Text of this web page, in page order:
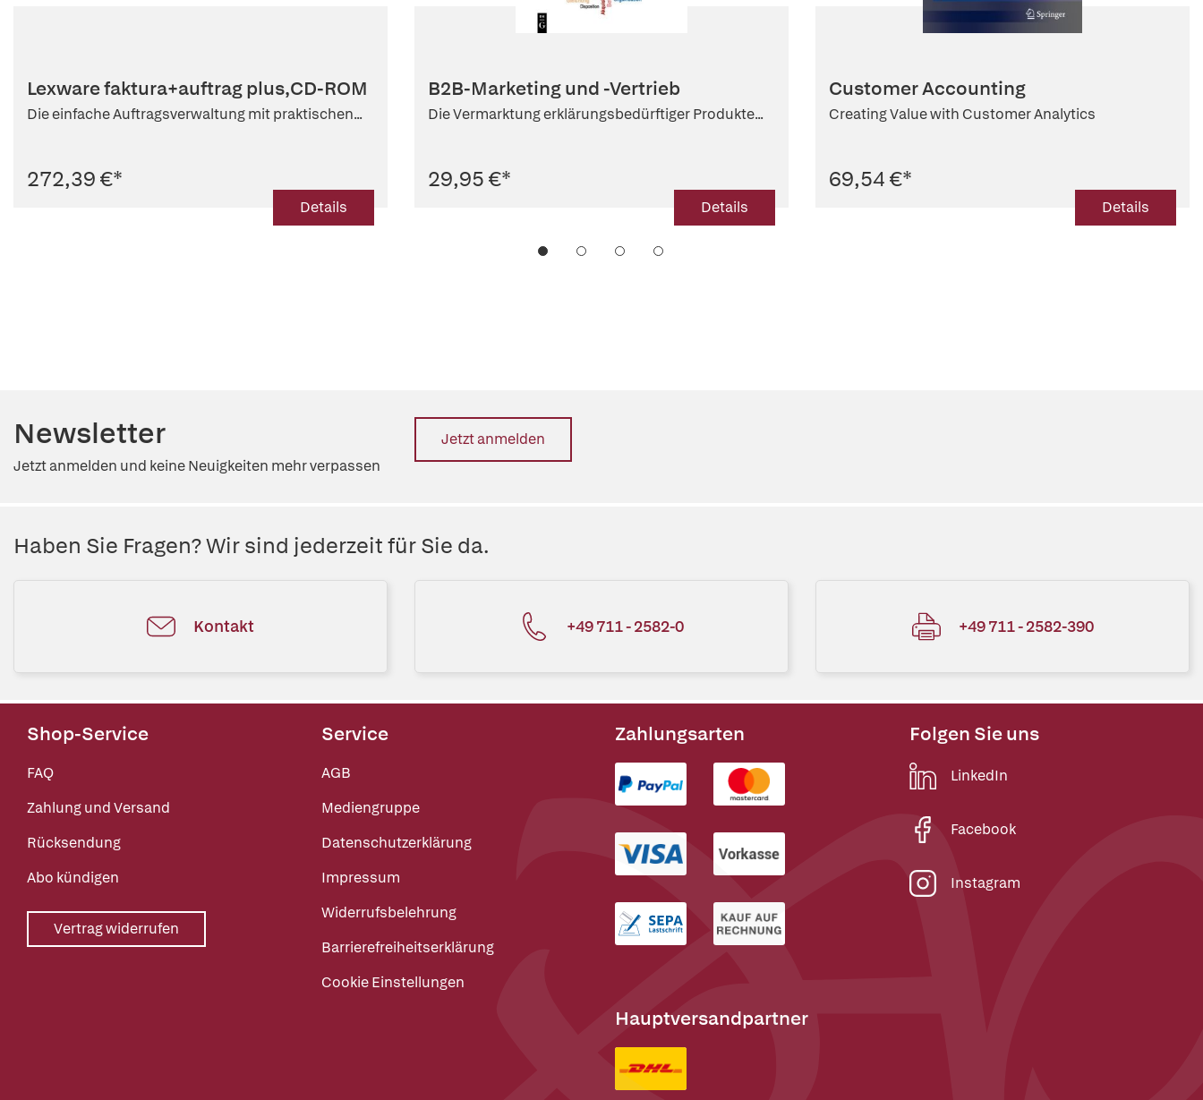
Lexware faktura+auftrag plus,CD-ROM
Die einfache Auftragsverwaltung mit praktischen...
272,39 €*
Details
B2B-Marketing und -Vertrieb
Die Vermarktung erklärungsbedürftiger Produkte...
29,95 €*
Details
Customer Accounting
Creating Value with Customer Analytics
69,54 €*
Details
Newsletter
Jetzt anmelden und keine Neuigkeiten mehr verpassen
Jetzt anmelden
Haben Sie Fragen? Wir sind jederzeit für Sie da.
Kontakt +49 711 - 2582-0 +49 711 - 2582-390
Shop-Service
FAQ
Zahlung und Versand
Rücksendung
Abo kündigen
Vertrag widerrufen
Service
AGB
Mediengruppe
Datenschutzerklärung
Impressum
Widerrufsbelehrung
Barrierefreiheitserklärung
Cookie Einstellungen
Zahlungsarten
Hauptversandpartner
Folgen Sie uns
LinkedIn
Facebook
Instagram